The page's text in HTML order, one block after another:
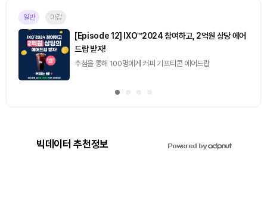
진행중
[토큰포스트] 기사 퀴즈 658회차
2026.08.07 (금) ~ 2026.08.08 (토)
빅데이터 추천정보